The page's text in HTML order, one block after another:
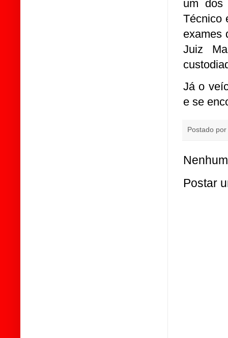
um dos
Técnico
exames
Juiz
Já o
e se
Postado por
Postar